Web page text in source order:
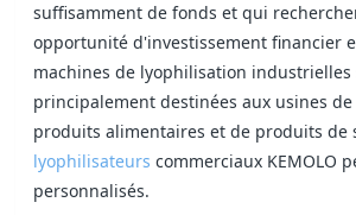
suffisamment de fonds et qui
opportunité d'investissement financier
machines de lyophilisation industrielles
principalement destinées aux usines
produits alimentaires et de produits de
lyophilisateurs commerciaux KEMOLO
personnalisés.